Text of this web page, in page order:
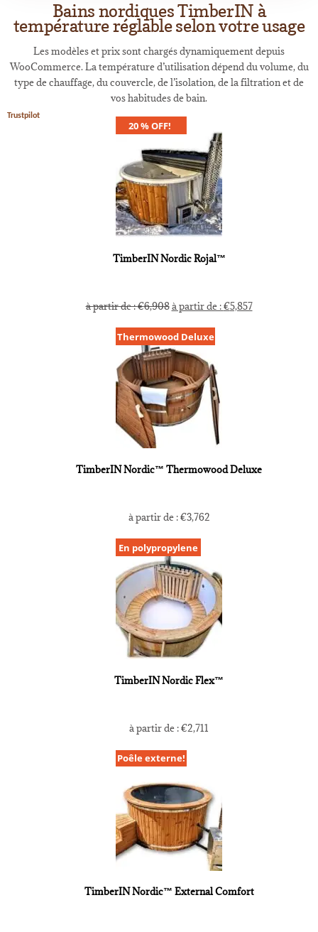
Bains nordiques TimberIN à
température réglable selon votre usage
Les modèles et prix sont chargés dynamiquement depuis
WooCommerce. La température d’utilisation dépend du volume, du
type de chauffage, du couvercle, de l’isolation, de la filtration et de
vos habitudes de bain.
Trustpilot
20 % OFF!
TimberIN Nordic Rojal™
à partir de :€6,908à partir de :€5,857
Thermowood Deluxe
TimberIN Nordic™ Thermowood Deluxe
à partir de :€3,762
En polypropylene
TimberIN Nordic Flex™
à partir de :€2,711
Poêle externe!
TimberIN Nordic™ External Comfort